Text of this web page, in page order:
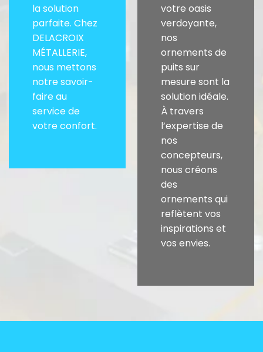
la solution
parfaite. Chez
DELACROIX
MÉTALLERIE,
nous mettons
notre savoir-
faire au
service de
votre confort.
votre oasis
verdoyante,
nos
ornements de
puits sur
mesure sont la
solution idéale.
À travers
l’expertise de
nos
concepteurs,
nous créons
des
ornements qui
reflètent vos
inspirations et
vos envies.